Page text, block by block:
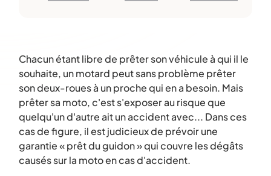
Chacun étant libre de prêter son véhicule à qui il le
souhaite, un motard peut sans problème prêter
son deux-roues à un proche qui en a besoin. Mais
prêter sa moto, c'est s'exposer au risque que
quelqu'un d'autre ait un accident avec... Dans ces
cas de figure, il est judicieux de prévoir une
garantie « prêt du guidon » qui couvre les dégâts
causés sur la moto en cas d'accident.